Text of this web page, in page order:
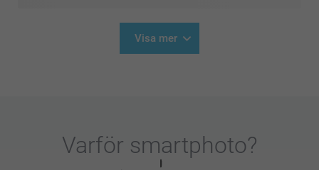
Visa mer
Varför smartphoto?